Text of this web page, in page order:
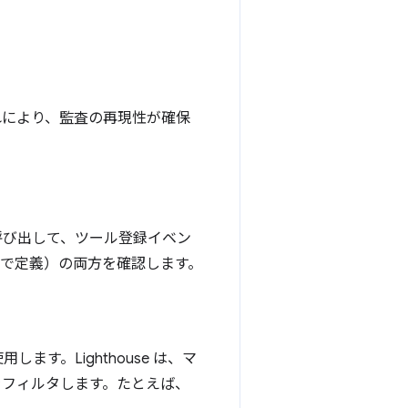
より、監査の再現性が確保
出して、ツール登録イベン
定義）の両方を確認します。
します。Lighthouse は、マ
ィルタします。たとえば、